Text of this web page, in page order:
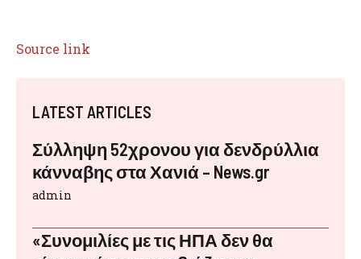
Source link
LATEST ARTICLES
Σύλληψη 52χρονου για δενδρύλλια
κάνναβης στα Χανιά – News.gr
admin
«Συνομιλίες με τις ΗΠΑ δεν θα